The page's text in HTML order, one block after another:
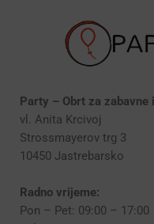
Party – Obrt za
vl. Anita Krcivoj
Strossmayerov trg 3
10450 Jastrebarsko
Radno vrijeme:
Pon – Pet: 09:00 – 17:00